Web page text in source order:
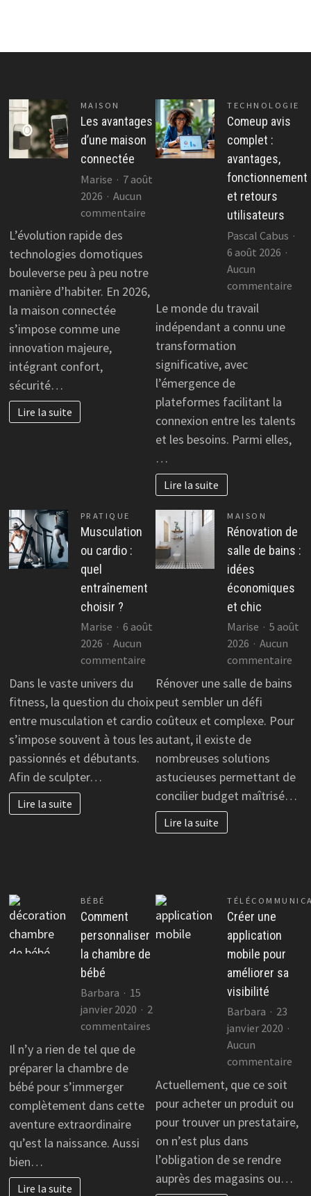
MAISON
Les avantages
d’une maison
connectée
Marise
7 août
2026
Aucun
commentairesur
maison
connectée
L’évolution rapide des
technologies domotiques
bouleverse peu à peu notre
manière d’habiter. En 2026,
la maison connectée
s’impose comme une
innovation majeure,
intégrant confort,
sécurité…
Lire la suite
TECHNOLOGIE
Comeup avis
complet :
avantages,
fonctionnement
et retours
utilisateurs
Pascal Cabus
6 août 2026
Aucun
commentaire
Le monde du travail
indépendant a connu une
transformation
significative, avec
l’émergence de
plateformes facilitant la
connexion entre les talents
et les besoins. Parmi elles,
…
Lire la suite
PRATIQUE
Musculation
ou cardio :
quel
entraînement
choisir ?
Marise
6 août
2026
Aucun
commentairesur
Musculation
cardio
:
quel
entraînement
choisir
Dans le vaste univers du
fitness, la question du choix
entre musculation et cardio
s’impose souvent à tous les
passionnés et débutants.
Afin de sculpter…
Lire la suite
MAISON
Rénovation de
salle de bains :
idées
économiques
et chic
Marise
5 août
2026
Aucun
commentaire
de
Rénover une salle de bains
peut sembler un défi
coûteux et complexe. Pour
autant, il existe de
nombreuses solutions
astucieuses permettant de
concilier budget maîtrisé…
Lire la suite
BÉBÉ
Comment
personnaliser
la chambre de
bébé
Barbara
15
janvier 2020
2
commentairessur
chambre
de
bébé
Il n’y a rien de tel que de
préparer la chambre de
bébé pour s’immerger
complètement dans cette
aventure extraordinaire
qu’est la naissance. Aussi
bien…
Lire la suite
Créer une
application
mobile pour
améliorer sa
visibilité
Barbara
23
janvier 2020
Aucun
commentaire
Actuellement, que ce soit
pour acheter un produit ou
pour trouver un prestataire,
on n’est plus dans
l’obligation de se rendre
auprès des magasins ou…